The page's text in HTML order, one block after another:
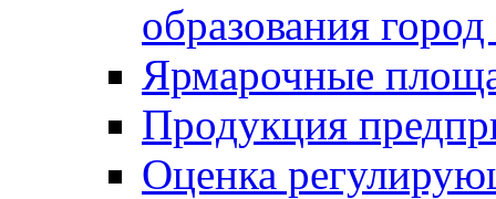
образования
Ярмарочные
Продукция
Оценка